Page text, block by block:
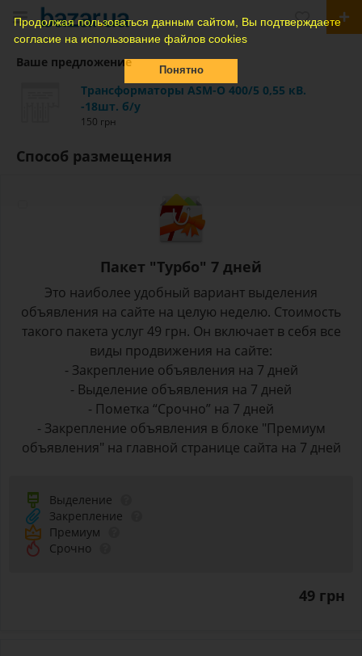
Продолжая пользоваться данным сайтом, Вы подтверждаете
согласие на использование файлов cookies
Понятно
Способ размещения
Пакет "Турбо" 7 дней
Это наиболее удобный вариант выделения
объявления на сайте на целую неделю. Стоимость
такого пакета услуг 49 грн. Он включает в себя все
виды продвижения на сайте:
- Закрепление объявления на 7 дней
- Выделение объявления на 7 дней
- Пометка “Срочно” на 7 дней
- Закрепление объявления в блоке "Премиум
объявления" на главной странице сайта на 7 дней
Выделение
Закрепление
Премиум
Срочно
49 грн
Ваше предложение
Трансформаторы АSM-O 400/5 0,55 кВ.
-18шт. б/у
150 грн